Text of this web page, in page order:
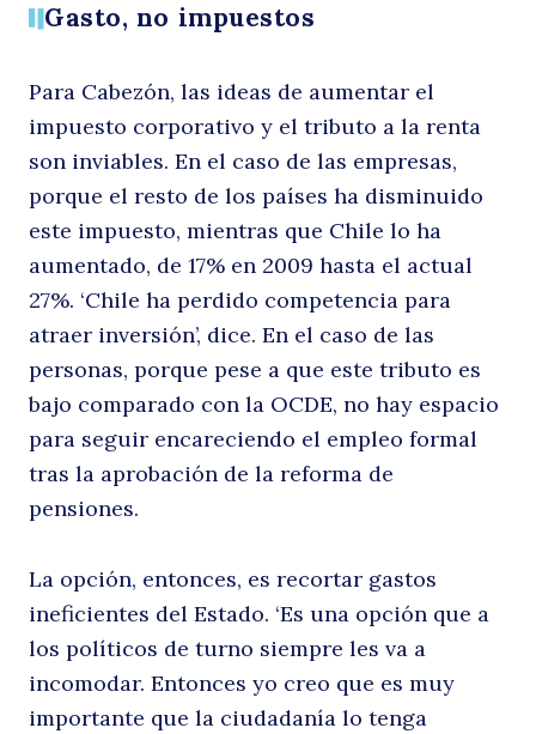
Gasto, no impuestos
Para Cabezón, las ideas de aumentar el
impuesto corporativo y el tributo a la renta
son inviables. En el caso de las empresas,
porque el resto de los países ha disminuido
este impuesto, mientras que Chile lo ha
aumentado, de 17% en 2009 hasta el actual
27%. ‘Chile ha perdido competencia para
atraer inversión’, dice. En el caso de las
personas, porque pese a que este tributo es
bajo comparado con la OCDE, no hay espacio
para seguir encareciendo el empleo formal
tras la aprobación de la reforma de
pensiones.
La opción, entonces, es recortar gastos
ineficientes del Estado. ‘Es una opción que a
los políticos de turno siempre les va a
incomodar. Entonces yo creo que es muy
importante que la ciudadanía lo tenga